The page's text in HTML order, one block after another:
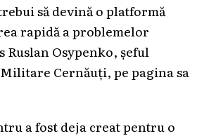
să devină o platformă
rapidă a problemelor
Ruslan Osypenko, șeful
Cernăuți, pe pagina sa
a fost deja creat pentru o